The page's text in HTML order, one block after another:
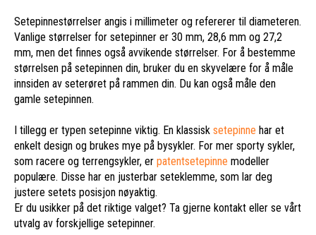
Setepinnestørrelser angis i millimeter og refererer til diameteren.
Vanlige størrelser for setepinner er 30 mm, 28,6 mm og 27,2
mm, men det finnes også avvikende størrelser. For å bestemme
størrelsen på setepinnen din, bruker du en skyvelære for å måle
innsiden av seterøret på rammen din. Du kan også måle den
gamle setepinnen.
I tillegg er typen setepinne viktig. En klassisk setepinne har et
enkelt design og brukes mye på bysykler. For mer sporty sykler,
som racere og terrengsykler, er patentsetepinne modeller
populære. Disse har en justerbar seteklemme, som lar deg
justere setets posisjon nøyaktig.
Er du usikker på det riktige valget? Ta gjerne kontakt eller se vårt
utvalg av forskjellige setepinner.